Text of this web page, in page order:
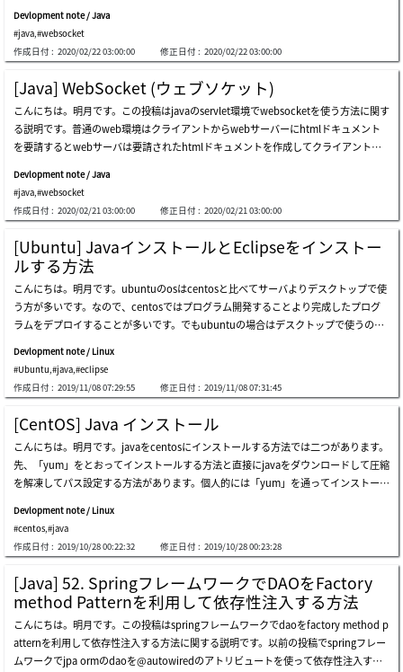
に、セッションにデータを格納するサーブレットとクリアするサーブレットを作成し
ましょう。上のwebsocket serverでwebsessionを「testsession」キーで取得しまし
たので、格納する時に「testsession」キーで格納しました。次はsessionをクリアす
るサーブレットを作成しましょう。ここまでwebsocket serverからwebsessionを取
得する部分とテストするためのサーブレットまで作成しました。ブラウザもwebsoc
ket serverに接続する前にはhttpプロトコールで要請します。その時、webページ要
請かwebsocket接続かの判断することがhandshakeです。なので、初めのhttpのプ
ロトコールで要請する時に、サーブレットからrequestインスタンスをもらえるし、
クッキーからセッションキーも取得ができるのでセッションの値の取得が可能です。
web
ーバソケットで接続するとクライアントソケットを受け取ってリストで管理します。
それでサーバからクライアントに一括送信するものがあればリストからクライアント
コネクションを受け取って繰り返してメッセージを送信します。websocketにはsess
ionというリソースがあります。このsessionはwebsession(サーバにクライアント別
に情報を格納するリソース)とは違います。ただソケットのコネクションのリソース
です。csプログラムだとclientsocketと同じ意味のインスタンスです。基本的に以前
websocketに説明した構造と同じです。今回は各リスナーからパラメータを「sessio
n」を受け取ります。「session」データはソケット通信だと「socket」クラスと同
じです。サーバとクライアント(ブラウザ)間にコネクション情報があります。messag
eを受け取る時に呼ばれる関数でメッセージを分析する流れがあります。私が各セッ
ションの区分のため、メッセージを「{{ユーザ名}}メッセージ」の形式でサーバにメ
ッセージを送りました。それをユーザ名とメッセージ内容を分離する作業です。セッ
ションリストからセッションを受け取ってメッセージを送る時にメッセージを送った
セッションは抜いてメッセージを転送します。websocketサーバにメッセージを転送
する時に形式を「{{ユーザ名}}メッセージ」形で組み立てして送りました。 それを
サーバ側からユーザ名とメッセージ内容を分離して区分することです。これから起動
しましょう。起動した後、私が各３つのブラウザを開いて接続しました。ユーザ名は
各「test1」、「test2」、「test3」で決めてメッセージを送りました。「test1」か
ら送ったメッセージが「test2」、「test3」にも見えます。このようにウェブチャッ
トプログラムが実装されました。サーバ側のコンソールログはクライアント３つが接
続して各メッセージを送った
Devlopment note / Java
#java,#websocket
作成日付 : 2020/02/22 03:00:00 修正日付 : 2020/02/22 03:00:00
[Java] WebSocket (ウェブソケット)
こんにちは。明月です。この投稿はjavaのservlet環境でwebsocketを使う方法に関す
る説明です。普通のweb環境はクライアントからwebサーバーにhtmlドキュメント
を要請するとwebサーバは要請されたhtmlドキュメントを作成してクライアントに
要請してwebサーバが応答した後、接続を切断することじゃなく、connectionをそ
のまま保持してクライアントの要請がなくてもデータを転送することが可能なプロト
コールです。例えば、チャット機能を考えば、ユーザがチャット内容を書いてサーバ
に転送することがあります。それはサーバにクライアントから要請することです。で
も、他のユーザがチャット内容を書いてサーバに転送すれば私の場合はサーバからデ
ータを取得しなければならないです。その場合はユーザから要請がなくてもサーバか
らクライアントにデータを転送する流れですが、既存のwebプロトコールで接続が切
断する状況には転送することができないでしょう。websocketの場合は接続が切断し
ている状況じゃないので、サーバからクライアントにメッセージを転送することがで
きます。参考に既存の方法でも出来ないことじゃないです。ajax(webプロトコール)
で5秒や10秒単位でメッセージ確認を要請すると可能です。でも、頻繁な要請でweb
サーバが負荷になる可能性もあるでしょう。websocketはhtml5から標準になりまし
た。プロトコール要請は「ws://~」で始まります。webプロトコールの場合は「htt
p://~」で始まります。sslセキュリティタイプの場合は「wss://~」になります。以前
にjava環境でサーブレットを構築する方法に関して説明したことがあります。link -
[java] web serviceプログラムのservletを作成方法(eclipse)web servlet環境でクラス
を生成してwebsocket serverを実装しましょう。websocketは別に複雑ではなく簡
単に実装ができます。別にソケットサーバやプロトコール宣言なども必要ないです。
ただwebsocket ホスト設定のアノテーションとwebsocketとクライアント間のイベ
ントをアノテーションで設定可能です。関数名は任意で作成してもよいです。webso
cke
Devlopment note / Java
#java #websocket
作成日付 : 2020/02/21 03:00:00 修正日付 : 2020/02/21 03:00:00
[Ubuntu] JavaインストールとEclipseをインストー
ルする方法
こんにちは。明月です。ubuntuのosはcentosと比べてサーバよりデスクトップで使
う方が多いです。なので、centosではプログラム開発することより完成したプログ
ラムをデプロイすることが多いです。でもubuntuの場合はデスクトップで使うので
をインストールして開発完了を作ってみましょう。初期ubuntuをインストールする
オプションでjavaをインストールする時もあるので一応インストールされているかを
確認しましょう。上のコマンドでjavaバージョン情報がでるとインストールされてい
るし、「not found」というメッセージがでるとインストールされてないことです。
インストールは「apt install default-jdk」でインストールしました。(イメージは間
違ってjreをインストールしました。jdkも同じです。)javaがインストールされたらec
lipseサイトに接続しましょう。link - https://www.eclipse.org/downloads/ダウンロ
ードが完了したら圧縮を解凍しましょう。これから実行しましょう。正常に実行しま
した。eclipseの場合はショートカットはwindowみたいに簡単に作られないです
ね。ショートカットファイルを作成しましょう。
Devlopment note / Linux
#Ubuntu,#java,#eclipse
作成日付 : 2019/11/08 07:29:55 修正日付 : 2019/11/08 07:31:45
[CentOS] Java インストール
こんにちは。明月です。javaをcentosにインストールする方法では二つがあります。
先、「yum」をとおってインストールする方法と直接にjavaをダウンロードして圧縮
を解凍してパス設定する方法があります。個人的には「yum」を通ってインストール
を受け取られるからです。でも「production」サーバや「java」バージョンに敏感
なプロジェクトの場合は「yum」より手動で管理するほうが良いと思います。先に手
動にインストール方法を確認して「yum」でインストールする方法も確認しましょ
m/technetwork/java/javase/downloads/index.htmlサーバで運用するjvmをインス
トールすることなのでjreでも別にいいですが、なんか自分の場合はjdkが楽ですね。
我々はjreのjvmを使うので別にどっちでもよいですが筆者はjdkでインストールしま
す。64ビットと32ビットがあるし、rpmとtar.gzの種類が二つがあります。先にosの
ビットは「getconf long_bit」で確認できます。rpmの場合は「yum」でインストー
Devlopment note / Linux
#centos #java
作成日付 : 2019/10/28 00:22:32 修正日付 : 2019/10/28 00:23:28
[Java] 52. SpringフレームワークでDAOをFactory
method Patternを利用して依存性注入する方法
こんにちは。明月です。この投稿はspringフレームワークでdaoをfactory method p
atternを利用して依存性注入する方法に関する説明です。以前の投稿でspringフレー
ムワークでjpa ormのdaoを@autowiredのアトリビュートを使って依存性注入する